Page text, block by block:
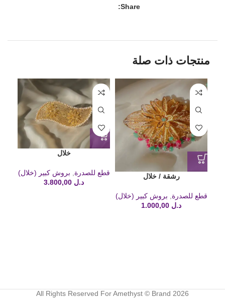
Share:
منتجات ذات صلة
رشقة / خلال
قطع للصدرة, بروش كبير (خلال)
د.ل
خلال
قطع للصدرة
بروش كبير (خلال)
د.ل
All Rights Reserved For Amethyst © Brand 2026